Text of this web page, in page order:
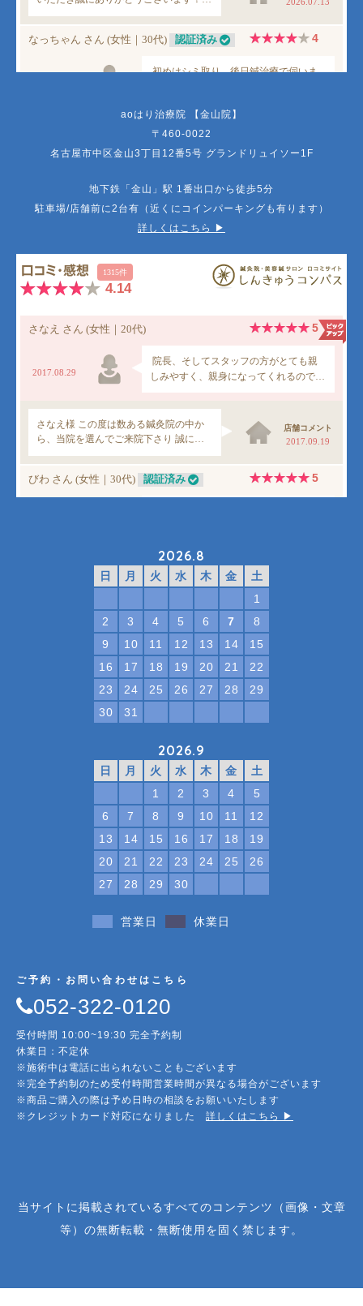
aoはり治療院 【金山院】
〒460-0022
名古屋市中区金山3丁目12番5号 グランドリュイソー1F
地下鉄「金山」駅 1番出口から徒歩5分
駐車場/店舗前に2台有（近くにコインパーキングも有ります）
詳しくはこちら ▶︎
2026.8
日 月 火 水 木 金
土
1
2
3 4 5 6 7
8
9
10 11 12 13 14
15
16
17 18 19 20 21
22
23
24 25 26 27 28
29
30
31
2026.9
日 月 火 水 木 金
土
1
2 3 4
5
6
7 8 9 10 11
12
13
14 15 16 17 18
19
20
21 22 23 24 25
26
27
28 29 30
営業日 休業日
ご予約・お問い合わせはこちら
052-322-0120
受付時間 10:00~19:30 完全予約制
休業日：不定休
※施術中は電話に出られないこともございます
※完全予約制のため受付時間営業時間が異なる場合がございます
※商品ご購入の際は予め日時の相談をお願いいたします
※クレジットカード対応になりました 詳しくはこちら ▶︎
当サイトに掲載されているすべてのコンテンツ（画像・文章
等）の無断転載・無断使用を固く禁じます。